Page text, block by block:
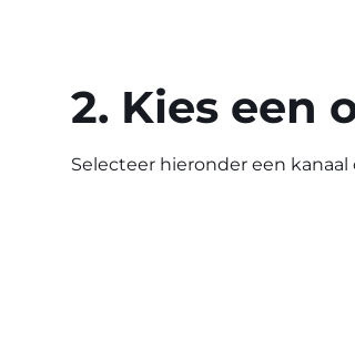
2. Kies een
Selecteer hieronder een